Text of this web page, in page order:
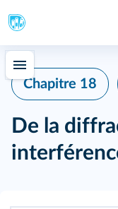
Chapitre 18
De la